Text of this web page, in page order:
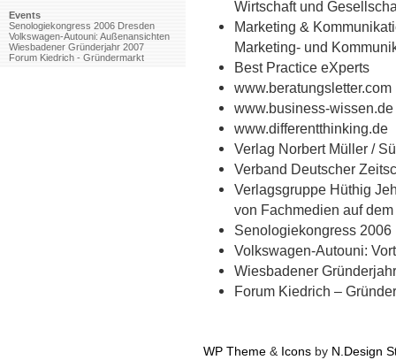
Events
Senologiekongress 2006 Dresden
Volkswagen-Autouni: Außenansichten
Wiesbadener Gründerjahr 2007
Forum Kiedrich - Gründermarkt
Wirtschaft und
Marketing &
Marketing- und
Best Practice eXperts
www.beratungsletter.com
www.business-wissen.de
www.differentthinking.de
Verlag Norbert Müller /
Verband Deutscher
Verlagsgruppe Hüthig
von Fachmedien auf
Senologiekongress 2006
Volkswagen-Autouni:
Wiesbadener
Forum Kiedrich –
WP Theme & Icons by N.Design